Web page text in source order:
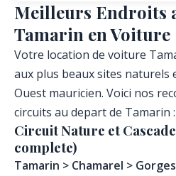
Meilleurs Endroits
Tamarin en Voiture
Votre location de voiture
aux plus beaux sites naturels
Ouest mauricien. Voici nos
circuits au depart de Tamarin :
Circuit Nature et
complete)
Tamarin > Chamarel >